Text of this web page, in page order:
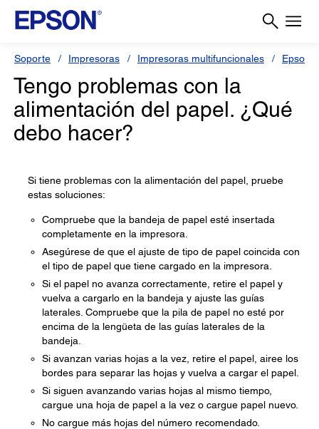
Soporte Impresoras Impresoras multifuncionales Epson
Tengo problemas con la
alimentación del papel. ¿Qué
debo hacer?
Si tiene problemas con la alimentación del papel, pruebe
estas soluciones:
Compruebe que la bandeja de papel esté insertada
completamente en la impresora.
Asegúrese de que el ajuste de tipo de papel coincida con
el tipo de papel que tiene cargado en la impresora.
Si el papel no avanza correctamente, retire el papel y
vuelva a cargarlo en la bandeja y ajuste las guías
laterales. Compruebe que la pila de papel no esté por
encima de la lengüeta de las guías laterales de la
bandeja.
Si avanzan varias hojas a la vez, retire el papel, airee los
bordes para separar las hojas y vuelva a cargar el papel.
Si siguen avanzando varias hojas al mismo tiempo,
cargue una hoja de papel a la vez o cargue papel nuevo.
No cargue más hojas del número recomendado.